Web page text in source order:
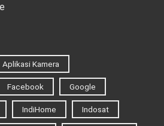
Aplikasi Kamera
Facebook Google
IndiHome Indosat